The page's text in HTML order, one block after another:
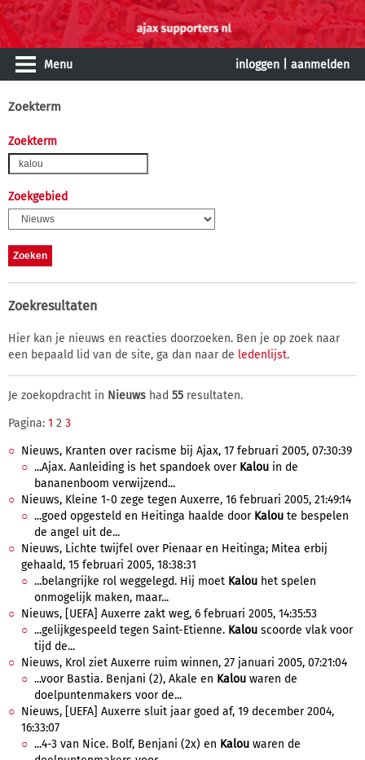
Menu inloggen aanmelden
Zoekterm
Zoekterm
Zoekgebied
Zoekresultaten
Hier kan je nieuws en reacties doorzoeken. Ben je op zoek naar
een bepaald lid van de site, ga dan naar de ledenlijst.
Je zoekopdracht in Nieuws had 55 resultaten.
Pagina: 1 2 3
Nieuws, Kranten over racisme bij Ajax, 17 februari 2005, 07:30:39
...Ajax. Aanleiding is het spandoek over Kalou in de
bananenboom verwijzend...
Nieuws, Kleine 1-0 zege tegen Auxerre, 16 februari 2005, 21:49:14
...goed opgesteld en Heitinga haalde door Kalou te bespelen
de angel uit de...
Nieuws, Lichte twijfel over Pienaar en Heitinga; Mitea erbij
gehaald, 15 februari 2005, 18:38:31
...belangrijke rol weggelegd. Hij moet Kalou het spelen
onmogelijk maken, maar...
Nieuws, [UEFA] Auxerre zakt weg, 6 februari 2005, 14:35:53
...gelijkgespeeld tegen Saint-Etienne. Kalou scoorde vlak voor
tijd de...
Nieuws, Krol ziet Auxerre ruim winnen, 27 januari 2005, 07:21:04
...voor Bastia. Benjani (2), Akale en Kalou waren de
doelpuntenmakers voor de...
Nieuws, [UEFA] Auxerre sluit jaar goed af, 19 december 2004,
16:33:07
...4-3 van Nice. Bolf, Benjani (2x) en Kalou waren de